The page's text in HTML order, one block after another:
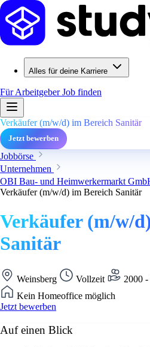
Alles für deine Karriere
Für ArbeitgeberJob finden
Verkäufer (m/w/d) im Bereich Sanitär
Jetzt bewerben
Jobbörse
Unternehmen
OBI Bau- und Heimwerkermarkt
Verkäufer (m/w/d) im Bereich Sanitär
Verkäufer (m/w/
Sanitär
Weinsberg Vollzeit
2000
Kein Homeoffice möglich
Jetzt bewerben
Auf einen Blick